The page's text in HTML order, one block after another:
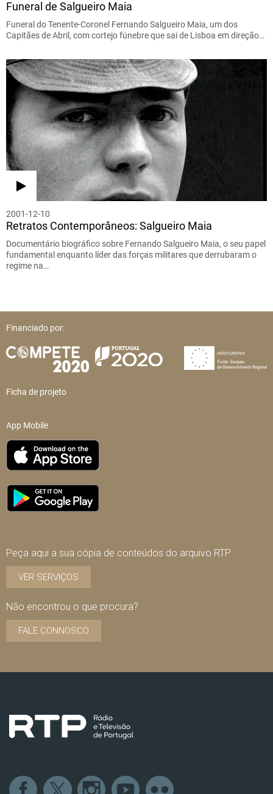
Funeral de Salgueiro Maia
Funeral do Tenente-Coronel Fernando Salgueiro Maia, um dos
Capitães de Abril, com cortejo fúnebre que sai de Lisboa em direção…
2001-12-10
Retratos Contemporâneos: Salgueiro Maia
Documentário biográfico sobre Fernando Salgueiro Maia, o seu papel
fundamental enquanto líder das forças militares que derrubaram o
regime na…
Financiado por:
Ficha de projeto
App Mobile
Peça aqui a sua cópia de conteúdos do arquivo RTP
VER SERVIÇOS
Não encontrou o que procura?
FALE CONNOSCO